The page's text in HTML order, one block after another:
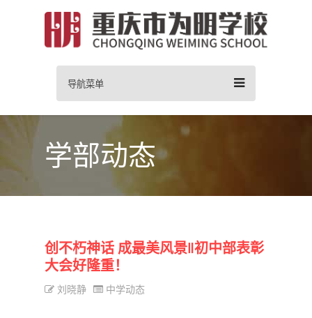
导航菜单
学部动态
创不朽神话 成最美风景‖初中部表彰
大会好隆重！
刘晓静 中学动态